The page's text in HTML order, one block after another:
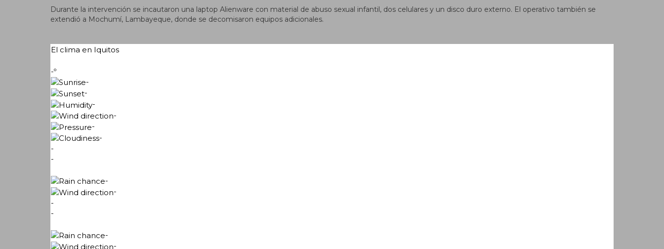
Durante la intervención se incautaron una laptop Alienware con material de abuso sexual infantil, dos celulares y un disco duro externo. El operativo también se
extendió a Mochumí, Lambayeque, donde se decomisaron equipos adicionales.
El clima en Iquitos
-º
-
-
-
-
-
-
-
-
-
-
-
-
-
-